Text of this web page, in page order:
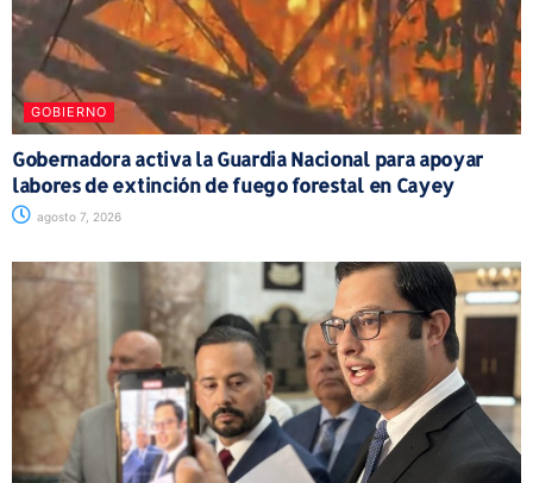
GOBIERNO
Gobernadora activa la Guardia Nacional para apoyar
labores de extinción de fuego forestal en Cayey
agosto 7, 2026